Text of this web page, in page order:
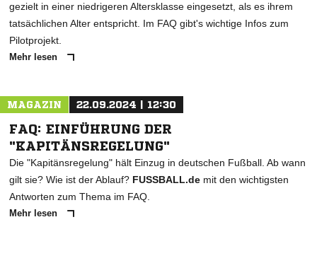
gezielt in einer niedrigeren Altersklasse eingesetzt, als es ihrem
tatsächlichen Alter entspricht. Im FAQ gibt's wichtige Infos zum
Pilotprojekt.
Mehr lesen
MAGAZIN 22.09.2024 | 12:30
FAQ: EINFÜHRUNG DER
"KAPITÄNSREGELUNG"
Die "Kapitänsregelung" hält Einzug in deutschen Fußball. Ab wann
gilt sie? Wie ist der Ablauf? FUSSBALL.de mit den wichtigsten
Antworten zum Thema im FAQ.
Mehr lesen